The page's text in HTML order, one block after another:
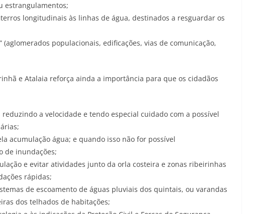
estrangulamentos;
longitudinais às linhas de água, destinados a resguardar os
(aglomerados populacionais, edificações, vias de comunicação,
e Atalaia reforça ainda a importância para que os cidadãos
a velocidade e tendo especial cuidado com a possível
acumulação água; e quando isso não for possível
de inundações;
e evitar atividades junto da orla costeira e zonas ribeirinhas
rápidas;
de escoamento de águas pluviais dos quintais, ou varandas
dos telhados de habitações;